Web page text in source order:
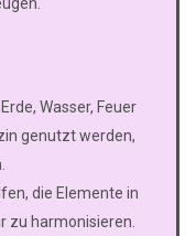
Wasser, Feuer
genutzt werden,
die Elemente in
zu harmonisieren.